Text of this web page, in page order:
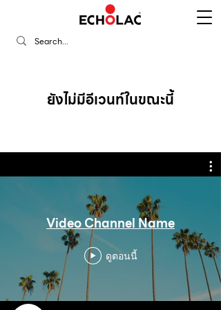
ยังไม่มีอีเวนท์ในขณะนี้
Video Channel Name
ดูตอนนี้